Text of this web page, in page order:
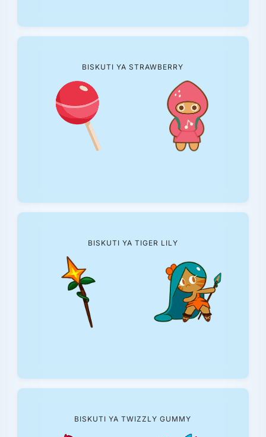
BISKUTI YA STRAWBERRY
BISKUTI YA TIGER LILY
BISKUTI YA TWIZZLY GUMMY